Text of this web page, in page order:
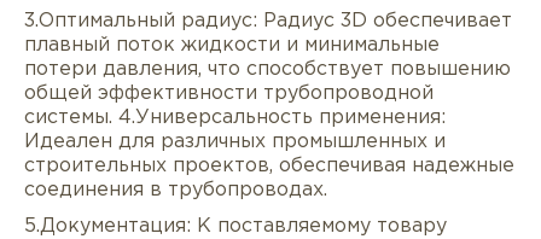
Услуги Оплата/доставка Отзывы/
3.Оптимальный радиус: Радиус 3D обеспечивает
плавный поток жидкости и минимальные
потери давления, что способствует повышению
общей эффективности трубопроводной
системы. 4.Универсальность применения:
Идеален для различных промышленных и
строительных проектов, обеспечивая надежные
соединения в трубопроводах.
5.Документация: К поставляемому товару